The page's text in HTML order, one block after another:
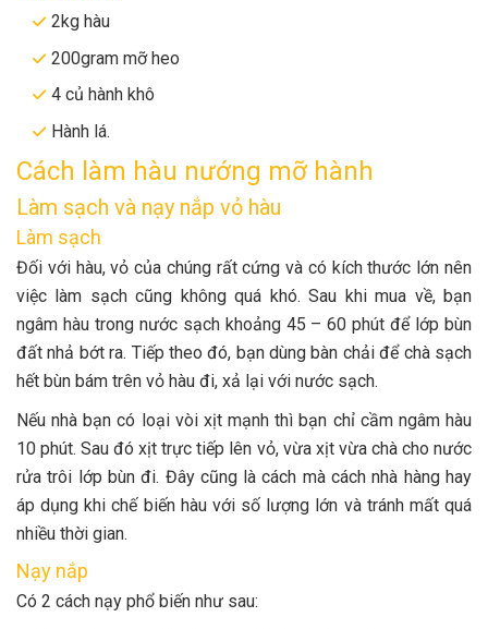
2kg hàu
200gram mỡ heo
4 củ hành khô
Hành lá.
Cách làm hàu nướng mỡ hành
Làm sạch và nạy nắp vỏ hàu
Làm sạch
Đối với hàu, vỏ của chúng rất cứng và có kích thước lớn nên
việc làm sạch cũng không quá khó. Sau khi mua về, bạn
ngâm hàu trong nước sạch khoảng 45 – 60 phút để lớp bùn
đất nhả bớt ra. Tiếp theo đó, bạn dùng bàn chải để chà sạch
hết bùn bám trên vỏ hàu đi, xả lại với nước sạch.
Nếu nhà bạn có loại vòi xịt mạnh thì bạn chỉ cầm ngâm hàu
10 phút. Sau đó xịt trực tiếp lên vỏ, vừa xịt vừa chà cho nước
rửa trôi lớp bùn đi. Đây cũng là cách mà cách nhà hàng hay
áp dụng khi chế biến hàu với số lượng lớn và tránh mất quá
nhiều thời gian.
Nạy nắp
Có 2 cách nạy phổ biến như sau: